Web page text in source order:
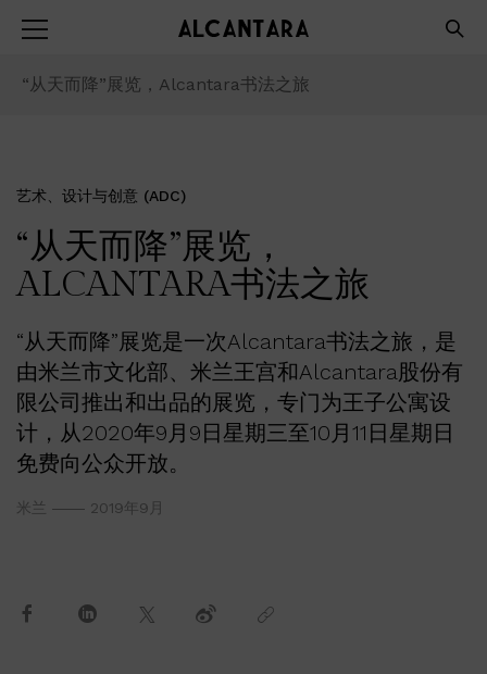
“从天而降”展览，Alcantara书法之旅
艺术、设计与创意 (ADC)
“从天而降”展览，
ALCANTARA书法之旅
“从天而降”展览是一次Alcantara书法之旅，是
由米兰市文化部、米兰王宫和Alcantara股份有
限公司推出和出品的展览，专门为王子公寓设
计，从2020年9月9日星期三至10月11日星期日
免费向公众开放。
米兰 2019年9月